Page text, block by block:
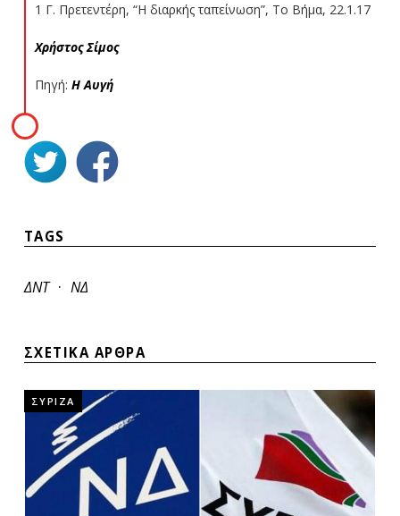
1 Γ. Πρετεντέρη, “Η διαρκής ταπείνωση”, Το Βήμα, 22.1.17
Χρήστος Σίμος
Πηγή: Η Αυγή
TAGS
ΔΝΤ · ΝΔ
ΣΧΕΤΙΚΑ ΑΡΘΡΑ
ΣΥΡΙΖΑ